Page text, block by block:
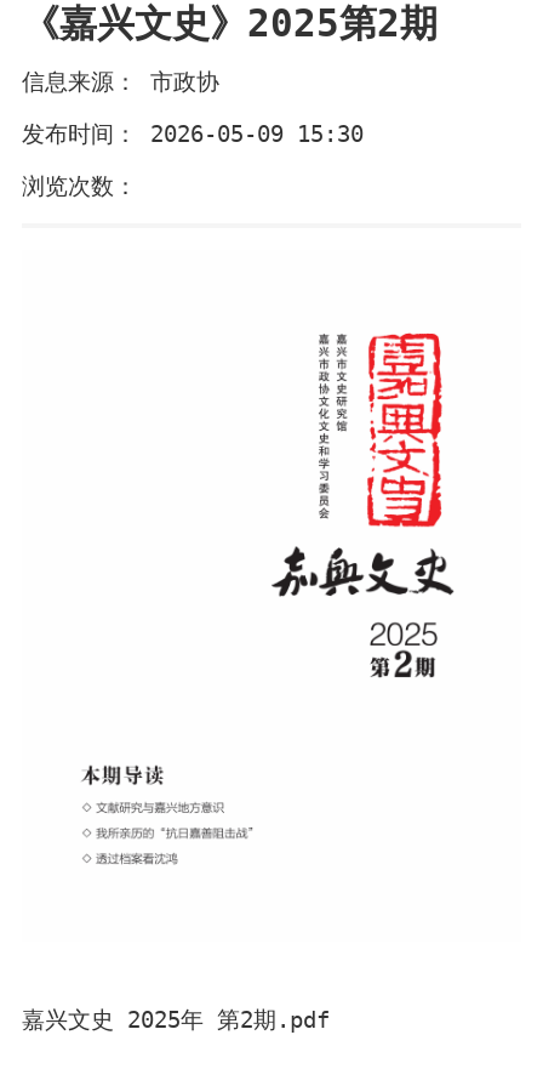
《嘉兴文史》2025第2期
信息来源： 市政协
发布时间： 2026-05-09 15:30
浏览次数：
嘉兴文史 2025年 第2期.pdf